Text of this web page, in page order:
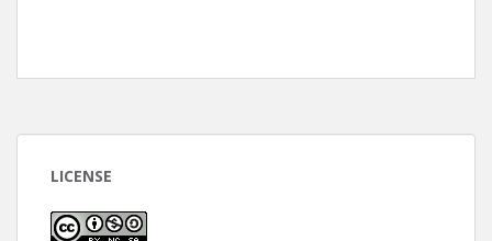
LICENSE